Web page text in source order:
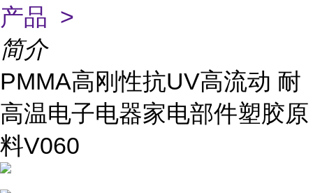
产品 >
简介
PMMA高刚性抗UV高流动 耐
高温电子电器家电部件塑胶原
料V060